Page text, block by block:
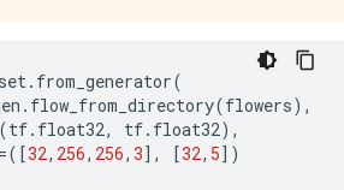
. from_generator(
. flow_from_directory(flowers),
(tf. float32, tf. float32),
=([32, 256, 256, 3], [32, 5])